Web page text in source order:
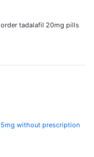
order tadalafil 20mg pills
without prescription